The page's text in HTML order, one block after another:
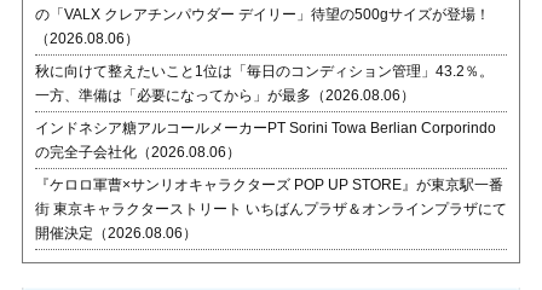
の「VALX クレアチンパウダー デイリー」待望の500gサイズが登場！
（2026.08.06）
秋に向けて整えたいこと1位は「毎日のコンディション管理」43.2％。
一方、準備は「必要になってから」が最多（2026.08.06）
インドネシア糖アルコールメーカーPT Sorini Towa Berlian Corporindo
の完全子会社化（2026.08.06）
『ケロロ軍曹×サンリオキャラクターズ POP UP STORE』が東京駅一番
街 東京キャラクターストリート いちばんプラザ＆オンラインプラザにて
開催決定（2026.08.06）